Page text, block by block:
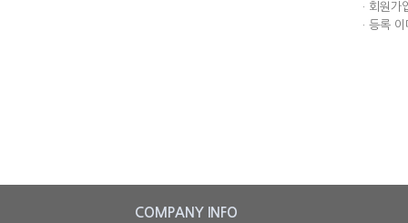
· 회원
· 등록
COMPANY INFO